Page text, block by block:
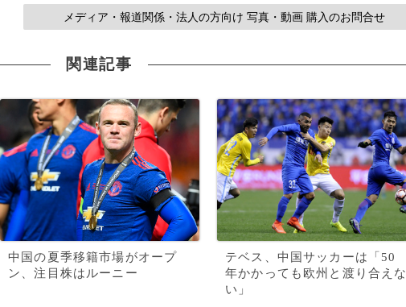
メディア・報道関係・法人の方向け 写真・動画 購入のお問合せ
関連記事
中国の夏季移籍市場がオープ
ン、注目株はルーニー
テベス、中国サッカーは「50
年かかっても欧州と渡り合えな
い」